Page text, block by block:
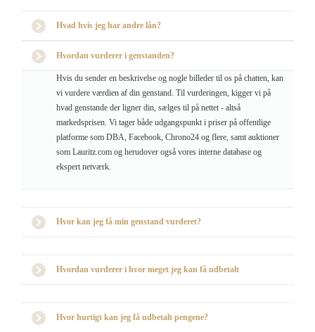
Hvad hvis jeg har andre lån?
Hvordan vurderer i genstanden?
Hvis du sender en beskrivelse og nogle billeder til os på chatten, kan
vi vurdere værdien af din genstand. Til vurderingen, kigger vi på
hvad genstande der ligner din, sælges til på nettet - altså
markedsprisen. Vi tager både udgangspunkt i priser på offentlige
platforme som DBA, Facebook, Chrono24 og flere, samt auktioner
som Lauritz.com og herudover også vores interne database og
ekspert netværk.
Hvor kan jeg få min genstand vurderet?
Hvordan vurderer i hvor meget jeg kan få udbetalt
Hvor hurtigt kan jeg få udbetalt pengene?